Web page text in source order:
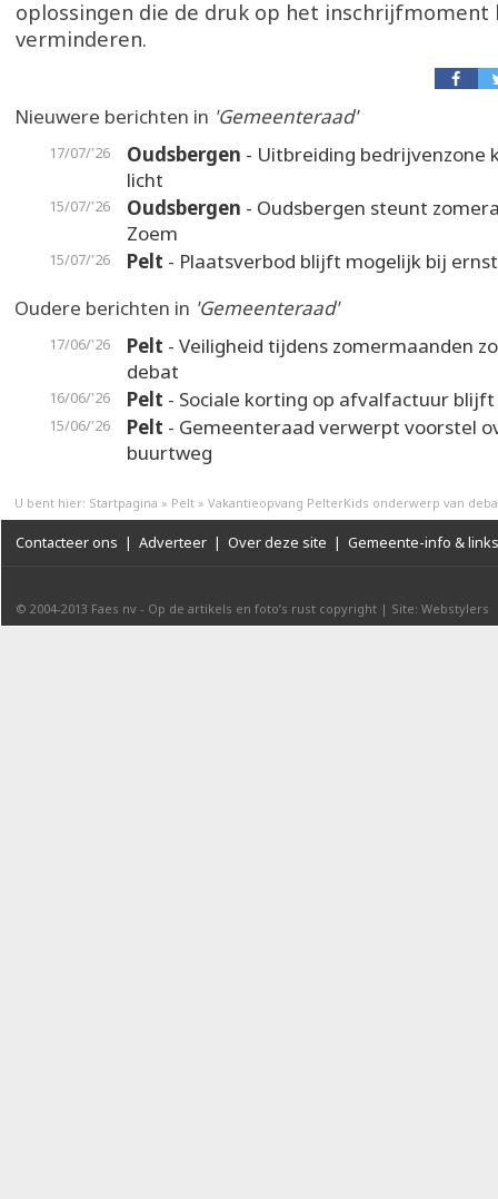
oplossingen die de druk op het inschrijfmoment
verminderen.
Nieuwere berichten in 'Gemeenteraad'
17/07/'26 Oudsbergen - Uitbreiding bedrijvenzone
licht
15/07/'26 Oudsbergen - Oudsbergen steunt
Zoem
15/07/'26 Pelt - Plaatsverbod blijft mogelijk bij
Oudere berichten in 'Gemeenteraad'
17/06/'26 Pelt - Veiligheid tijdens zomermaanden
debat
16/06/'26 Pelt - Sociale korting op afvalfactuur
15/06/'26 Pelt - Gemeenteraad verwerpt voorstel
buurtweg
U bent hier: Startpagina » Pelt » Vakantieopvang PelterKids onderwerp van
Contacteer ons | Adverteer | Over deze site | Gemeente-info & links
© 2004-2013 Faes nv - Op de artikels en foto’s rust copyright | Site: Webstylers